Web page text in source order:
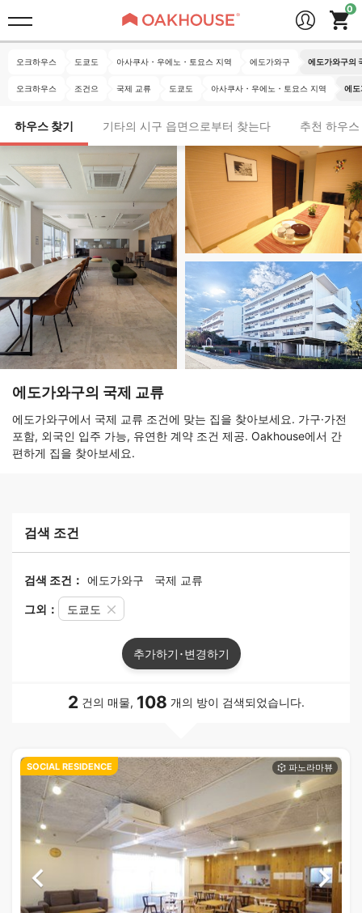
오크하우스 도쿄도 아사쿠사・우에노・토요스 지역 에도가와구 에도가와구의
오크하우스 조건으 국제 교류 도쿄도 아사쿠사・우에노・토요스 지역 에도
하우스 찾기 기타의 시구 읍면으로부터 찾는다 추천 하우스
에도가와구의 국제 교류
에도가와구에서 국제 교류 조건에 맞는 집을 찾아보세요. 가구·가전
포함, 외국인 입주 가능, 유연한 계약 조건 제공. Oakhouse에서 간
편하게 집을 찾아보세요.
검색 조건
검색 조건： 에도가와구 국제 교류
그외： 도쿄도
추가하기･변경하기
2 건의 매물, 108 개의 방이 검색되었습니다.
SOCIAL RESIDENCE